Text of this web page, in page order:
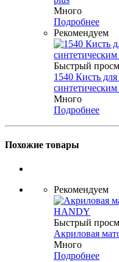
Много
Подробнее
Рекомендуем
Быстрый
1540 Кисть
Много
Подробнее
Похожие товары
Рекомендуем
Быстрый
Акриловая
Много
Подробнее